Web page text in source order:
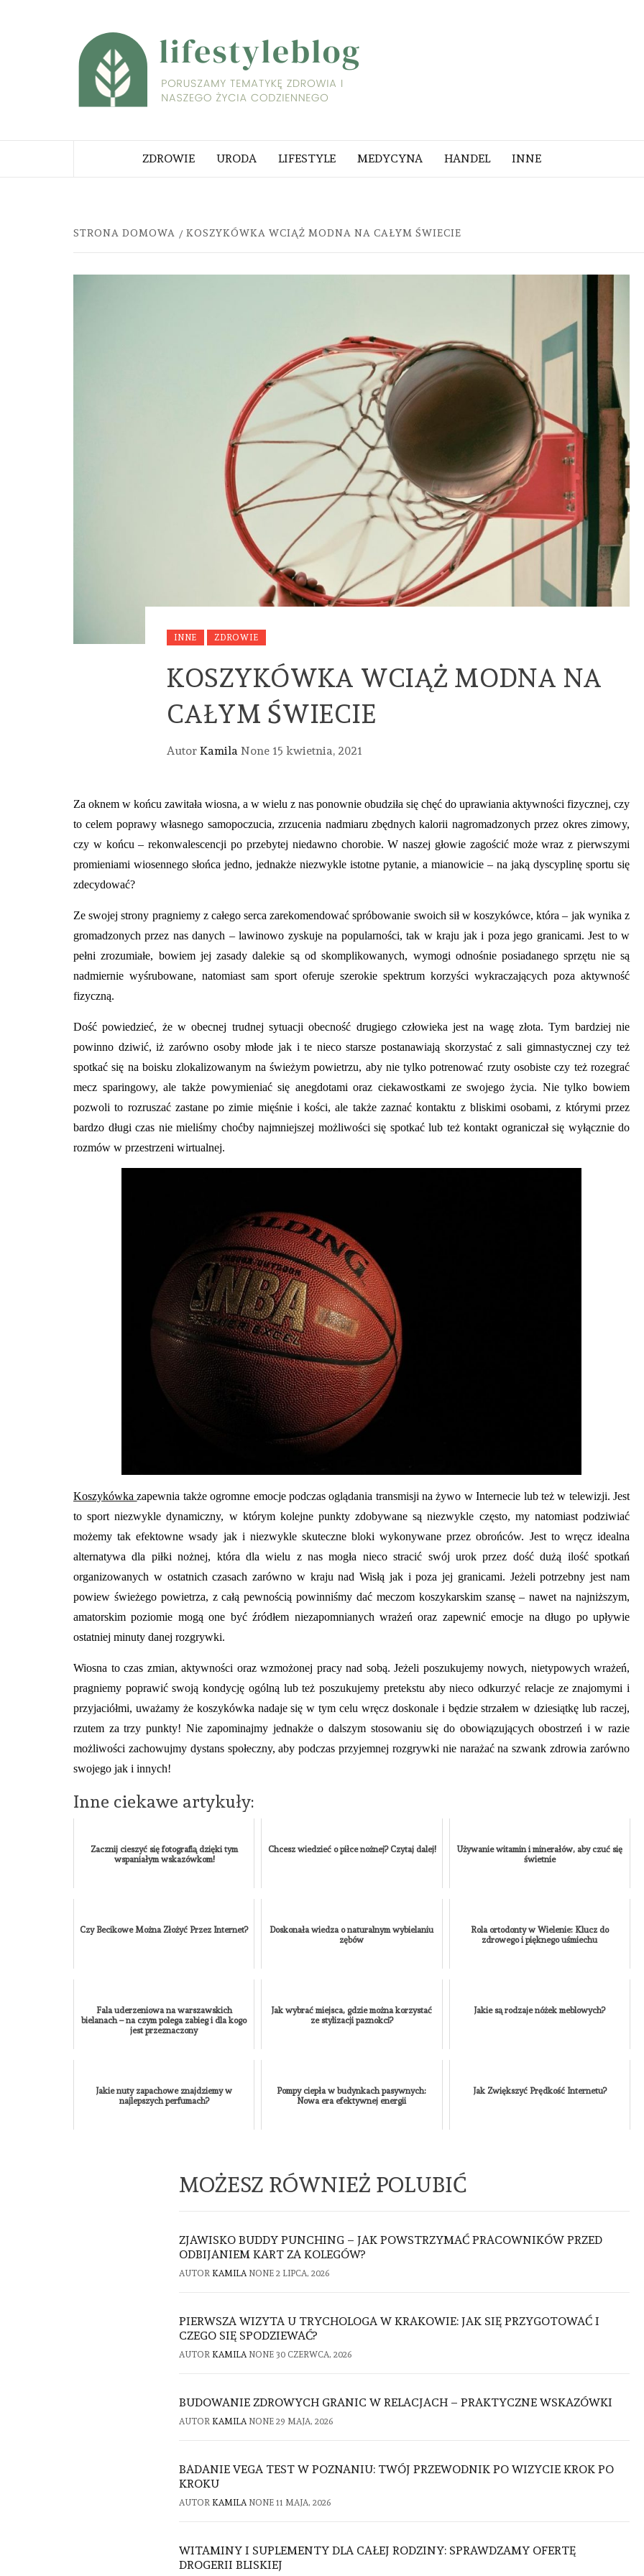
ZDROWIE
URODA LIFESTYLE MEDYCYNA HANDEL INNE
STRONA DOMOWA KOSZYKÓWKA WCIĄŻ MODNA NA CAŁYM ŚWIECIE
INNE ZDROWIE
KOSZYKÓWKA WCIĄŻ MODNA NA
CAŁYM ŚWIECIE
Autor Kamila None 15 kwietnia, 2021
Za oknem w końcu zawitała wiosna, a w wielu z nas ponownie obudziła się chęć do uprawiania aktywności fizycznej, czy
to celem poprawy własnego samopoczucia, zrzucenia nadmiaru zbędnych kalorii nagromadzonych przez okres zimowy,
czy w końcu – rekonwalescencji po przebytej niedawno chorobie. W naszej głowie zagościć może wraz z pierwszymi
promieniami wiosennego słońca jedno, jednakże niezwykle istotne pytanie, a mianowicie – na jaką dyscyplinę sportu się
zdecydować?
Ze swojej strony pragniemy z całego serca zarekomendować spróbowanie swoich sił w koszykówce, która – jak wynika z
gromadzonych przez nas danych – lawinowo zyskuje na popularności, tak w kraju jak i poza jego granicami. Jest to w
pełni zrozumiałe, bowiem jej zasady dalekie są od skomplikowanych, wymogi odnośnie posiadanego sprzętu nie są
nadmiernie wyśrubowane, natomiast sam sport oferuje szerokie spektrum korzyści wykraczających poza aktywność
fizyczną.
Dość powiedzieć, że w obecnej trudnej sytuacji obecność drugiego człowieka jest na wagę złota. Tym bardziej nie
powinno dziwić, iż zarówno osoby młode jak i te nieco starsze postanawiają skorzystać z sali gimnastycznej czy też
spotkać się na boisku zlokalizowanym na świeżym powietrzu, aby nie tylko potrenować rzuty osobiste czy też rozegrać
mecz sparingowy, ale także powymieniać się anegdotami oraz ciekawostkami ze swojego życia. Nie tylko bowiem
pozwoli to rozruszać zastane po zimie mięśnie i kości, ale także zaznać kontaktu z bliskimi osobami, z którymi przez
bardzo długi czas nie mieliśmy choćby najmniejszej możliwości się spotkać lub też kontakt ograniczał się wyłącznie do
rozmów w przestrzeni wirtualnej.
Koszykówkazapewnia także ogromne emocje podczas oglądania transmisji na żywo w Internecie lub też w telewizji. Jest
to sport niezwykle dynamiczny, w którym kolejne punkty zdobywane są niezwykle często, my natomiast podziwiać
możemy tak efektowne wsady jak i niezwykle skuteczne bloki wykonywane przez obrońców. Jest to wręcz idealna
alternatywa dla piłki nożnej, która dla wielu z nas mogła nieco stracić swój urok przez dość dużą ilość spotkań
organizowanych w ostatnich czasach zarówno w kraju nad Wisłą jak i poza jej granicami. Jeżeli potrzebny jest nam
powiew świeżego powietrza, z całą pewnością powinniśmy dać meczom koszykarskim szansę – nawet na najniższym,
amatorskim poziomie mogą one być źródłem niezapomnianych wrażeń oraz zapewnić emocje na długo po upływie
ostatniej minuty danej rozgrywki.
Wiosna to czas zmian, aktywności oraz wzmożonej pracy nad sobą. Jeżeli poszukujemy nowych, nietypowych wrażeń,
pragniemy poprawić swoją kondycję ogólną lub też poszukujemy pretekstu aby nieco odkurzyć relacje ze znajomymi i
przyjaciółmi, uważamy że koszykówka nadaje się w tym celu wręcz doskonale i będzie strzałem w dziesiątkę lub raczej,
rzutem za trzy punkty! Nie zapominajmy jednakże o dalszym stosowaniu się do obowiązujących obostrzeń i w razie
możliwości zachowujmy dystans społeczny, aby podczas przyjemnej rozgrywki nie narażać na szwank zdrowia zarówno
swojego jak i innych!
Inne ciekawe artykuły:
Zacznij cieszyć się fotografią dzięki tym
wspaniałym wskazówkom!
Chcesz wiedzieć o piłce nożnej? Czytaj dalej!
Używanie witamin i minerałów, aby czuć się
świetnie
Czy Becikowe Można Złożyć Przez Internet?
Doskonała wiedza o naturalnym wybielaniu
zębów
Rola ortodonty w Wielenie: Klucz do
zdrowego i pięknego uśmiechu
Fala uderzeniowa na warszawskich
bielanach – na czym polega zabieg i dla kogo
jest przeznaczony
Jak wybrać miejsca, gdzie można korzystać
ze stylizacji paznokci?
Jakie są rodzaje nóżek meblowych?
Jakie nuty zapachowe znajdziemy w
najlepszych perfumach?
Pompy ciepła w budynkach pasywnych:
Nowa era efektywnej energii
Jak Zwiększyć Prędkość Internetu?
MOŻESZ RÓWNIEŻ POLUBIĆ
ZJAWISKO BUDDY PUNCHING – JAK POWSTRZYMAĆ PRACOWNIKÓW PRZED
ODBIJANIEM KART ZA KOLEGÓW?
AUTOR KAMILA NONE 2 LIPCA, 2026
PIERWSZA WIZYTA U TRYCHOLOGA W KRAKOWIE: JAK SIĘ PRZYGOTOWAĆ I
CZEGO SIĘ SPODZIEWAĆ?
AUTOR KAMILA NONE 30 CZERWCA, 2026
BUDOWANIE ZDROWYCH GRANIC W RELACJACH – PRAKTYCZNE WSKAZÓWKI
AUTOR KAMILA NONE 29 MAJA, 2026
BADANIE VEGA TEST W POZNANIU: TWÓJ PRZEWODNIK PO WIZYCIE KROK PO
KROKU
AUTOR KAMILA NONE 11 MAJA, 2026
WITAMINY I SUPLEMENTY DLA CAŁEJ RODZINY: SPRAWDZAMY OFERTĘ
DROGERII BLISKIEJ
HANDEL
PASKI
CREST
ORYGINALNE:
PO
WYBIELANIU
ZĘBÓW
KAMILA
NONE 21
2024
FREZY
DO
PEDICURE
NIEZBĘDNE
W
PROFESJONALNEJ
PIELĘGNACJI
STÓP
KAMILA
2024
CĄŻKI
DO
POWINIENEŚ
WIEDZIEĆ
PRZED
ZAKUPEM?
KAMILA
NONE 7
U
JAK
SIĘ
I
DOMKI:
CAŁOROCZNY
WYNAJEM,
PODHALAŃSKA
TRADYCJA
I
NIEZALEŻNY
TATRAMI
AUTOR
NONE 12
LIPCA,
BUDDY
PUNCHING
– JAK
POWSTRZYMAĆ
PRACOWNIKÓW
PRZED
ODBIJANIEM
KOLEGÓW?
AUTOR
NONE 2
LIPCA,
WIZYTA
U
TRYCHOLOGA
W
KRAKOWIE:
JAK
SIĘ
CZEGO
SIĘ
SPODZIEWAĆ?
AUTOR
NONE 30
NA
AUTOR
KAMILA
NONE
MEDYCYNA URODA ZDROWIE
TRYCHOLOGA W KRAKOWIE: